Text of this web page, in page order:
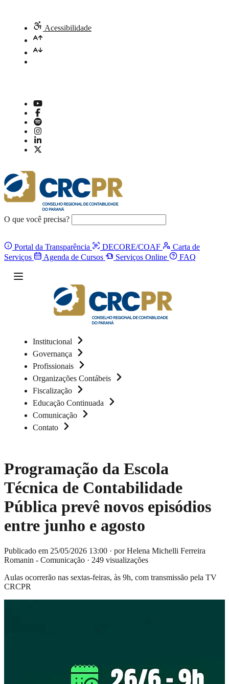
Acessibilidade
O que você precisa?
Portal da Transparência DECORE/COAF
Carta de
Serviços
Agenda de Cursos Serviços Online FAQ
Institucional
Governança
Profissionais
Organizações Contábeis
Fiscalização
Educação Continuada
Comunicação
Contato
Programação da Escola
Técnica de Contabilidade
Pública prevê novos episódios
entre junho e agosto
Publicado em 25/05/2026 13:00 · por Helena Michelli Ferreira
Romanin - Comunicação · 249 visualizações
Aulas ocorrerão nas sextas-feiras, às 9h, com transmissão pela TV
CRCPR